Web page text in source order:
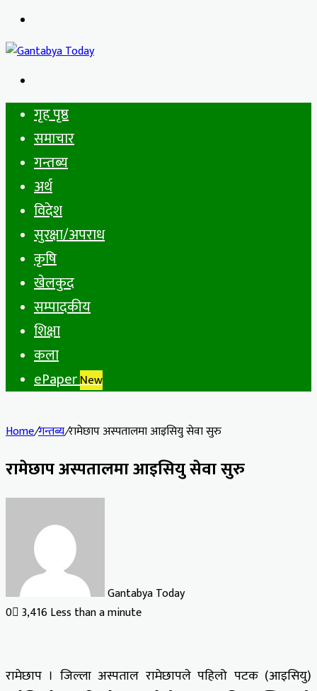
for
गृह पृष्ठ
समाचार
गन्तब्य
अर्थ
विदेश
सुरक्षा/अपराध
कृषि
खेलकुद
सम्पादकीय
शिक्षा
कला
ePaperNew
Home/गन्तब्य/रामेछाप अस्पतालमा आइसियु सेवा सुरु
रामेछाप अस्पतालमा आइसियु सेवा सुरु
Gantabya Today
0 3,416Less than a minute
रामेछाप । जिल्ला अस्पताल रामेछापले पहिलो पटक (आइसियु)